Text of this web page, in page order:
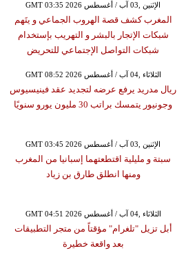
GMT 03:35 2026 الإثنين ,03 آب / أغسطس
المغرب كشف قصة الهروب الجماعي و يتَهم
شبكات الإتجار بالبشر و التهريب بإستخدام
شبكات التواصل الإجتماعي للتحريض
GMT 08:52 2026 الثلاثاء ,04 آب / أغسطس
ريال مدريد يرفع عرضه لتجديد عقد فينيسيوس
وجونيور يتمسك براتب 30 مليون يورو سنويًا
GMT 03:45 2026 الإثنين ,03 آب / أغسطس
سبتة و مليلية اقتطعتهما إسبانيا من المغرب
ومنها انطلق طارق بن زياد
GMT 04:51 2026 الثلاثاء ,04 آب / أغسطس
أبل تزيل "تلغرام" مؤقتاً من متجر التطبيقات
بعد واقعة خطيرة